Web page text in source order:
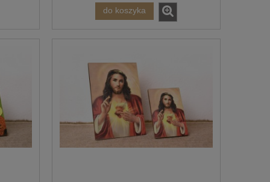
do koszyka